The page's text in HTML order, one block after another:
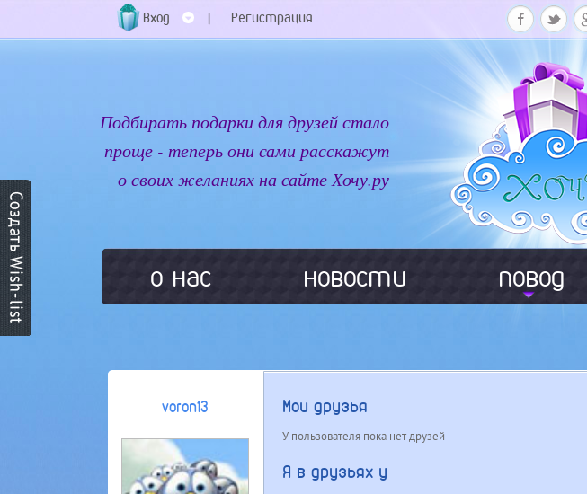
Вход | Регистрация
Подбирать подарки для друзей стало
проще - теперь они сами расскажут
о своих желаниях на сайте Хочу.ру
о нас новости повод
voron13 Мои друзья
У пользователя пока нет друзей
Я в друзьях у